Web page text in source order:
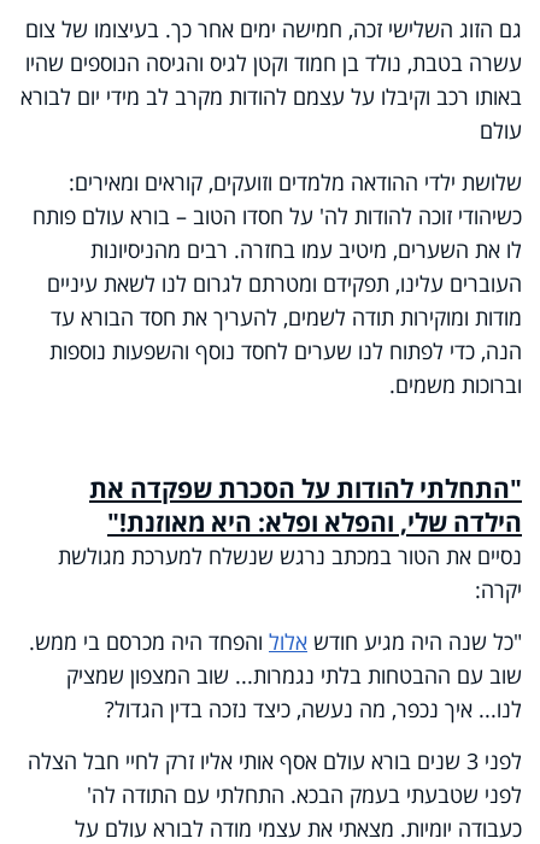
גם הזוג השלישי זכה, חמישה ימים אחר כך. בעיצומו של צום
עשרה בטבת, נולד בן חמוד וקטן לגיס והגיסה הנוספים שהיו
באותו רכב וקיבלו על עצמם להודות מקרב לב מידי יום לבורא
עולם
שלושת ילדי ההודאה מלמדים וזועקים, קוראים ומאירים:
כשיהודי זוכה להודות לה' על חסדו הטוב – בורא עולם פותח
לו את השערים, מיטיב עמו בחזרה. רבים מהניסיונות
העוברים עלינו, תפקידם ומטרתם לגרום לנו לשאת עיניים
מודות ומוקירות תודה לשמים, להעריך את חסד הבורא עד
הנה, כדי לפתוח לנו שערים לחסד נוסף והשפעות נוספות
וברוכות משמים.
"התחלתי להודות על הסכרת שפקדה את
הילדה שלי, והפלא ופלא: היא מאוזנת!"
נסיים את הטור במכתב נרגש שנשלח למערכת מגולשת
יקרה:
"כל שנה היה מגיע חודש אלול והפחד היה מכרסם בי ממש.
שוב עם ההבטחות בלתי נגמרות... שוב המצפון שמציק
לנו... איך נכפר, מה נעשה, כיצד נזכה בדין הגדול?
לפני 3 שנים בורא עולם אסף אותי אליו זרק לחיי חבל הצלה
לפני שטבעתי בעמק הבכא. התחלתי עם התודה לה'
כעבודה יומיות. מצאתי את עצמי מודה לבורא עולם על